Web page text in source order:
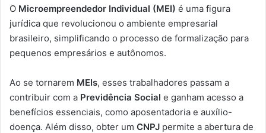
O Microempreendedor Individual (MEI) é uma figura
jurídica que revolucionou o ambiente empresarial
brasileiro, simplificando o processo de formalização para
pequenos empresários e autônomos.
Ao se tornarem MEIs, esses trabalhadores passam a
contribuir com a Previdência Social e ganham acesso a
benefícios essenciais, como aposentadoria e auxílio-
doença. Além disso, obter um CNPJ permite a abertura de